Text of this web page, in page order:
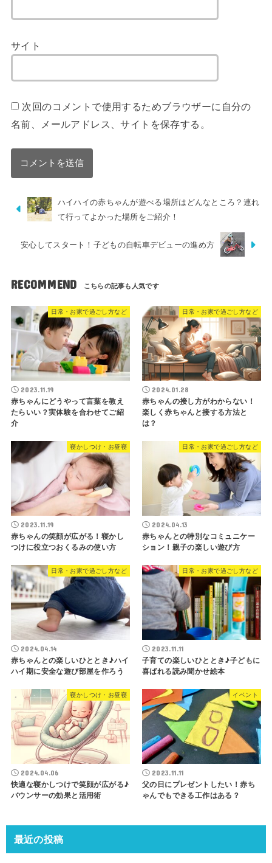
サイト
次回のコメントで使用するためブラウザーに自分の
名前、メールアドレス、サイトを保存する。
ハイハイの赤ちゃんが遊べる場所はどんなところ？連れ
て行ってよかった場所をご紹介！
安心してスタート！子どもの自転車デビューの進め方
RECOMMEND
日常・お家で過ごし方など
2023.11.19
赤ちゃんにどうやって言葉を教え
たらいい？実体験を合わせてご紹
介
日常・お家で過ごし方など
2024.01.28
赤ちゃんの接し方がわからない！
楽しく赤ちゃんと接する方法と
は？
寝かしつけ・お昼寝
2023.11.19
赤ちゃんの笑顔が広がる！寝かし
つけに役立つおくるみの使い方
日常・お家で過ごし方など
2024.04.13
赤ちゃんとの特別なコミュニケー
ション！親子の楽しい遊び方
日常・お家で過ごし方など
2024.04.14
赤ちゃんとの楽しいひととき♪ハイ
ハイ期に安全な遊び部屋を作ろう
日常・お家で過ごし方など
2023.11.11
子育ての楽しいひととき♪子どもに
喜ばれる読み聞かせ絵本
寝かしつけ・お昼寝
2024.04.06
快適な寝かしつけで笑顔が広がる♪
バウンサーの効果と活用術
イベント
2023.11.11
父の日にプレゼントしたい！赤ち
ゃんでもできる工作はある？
最近の投稿